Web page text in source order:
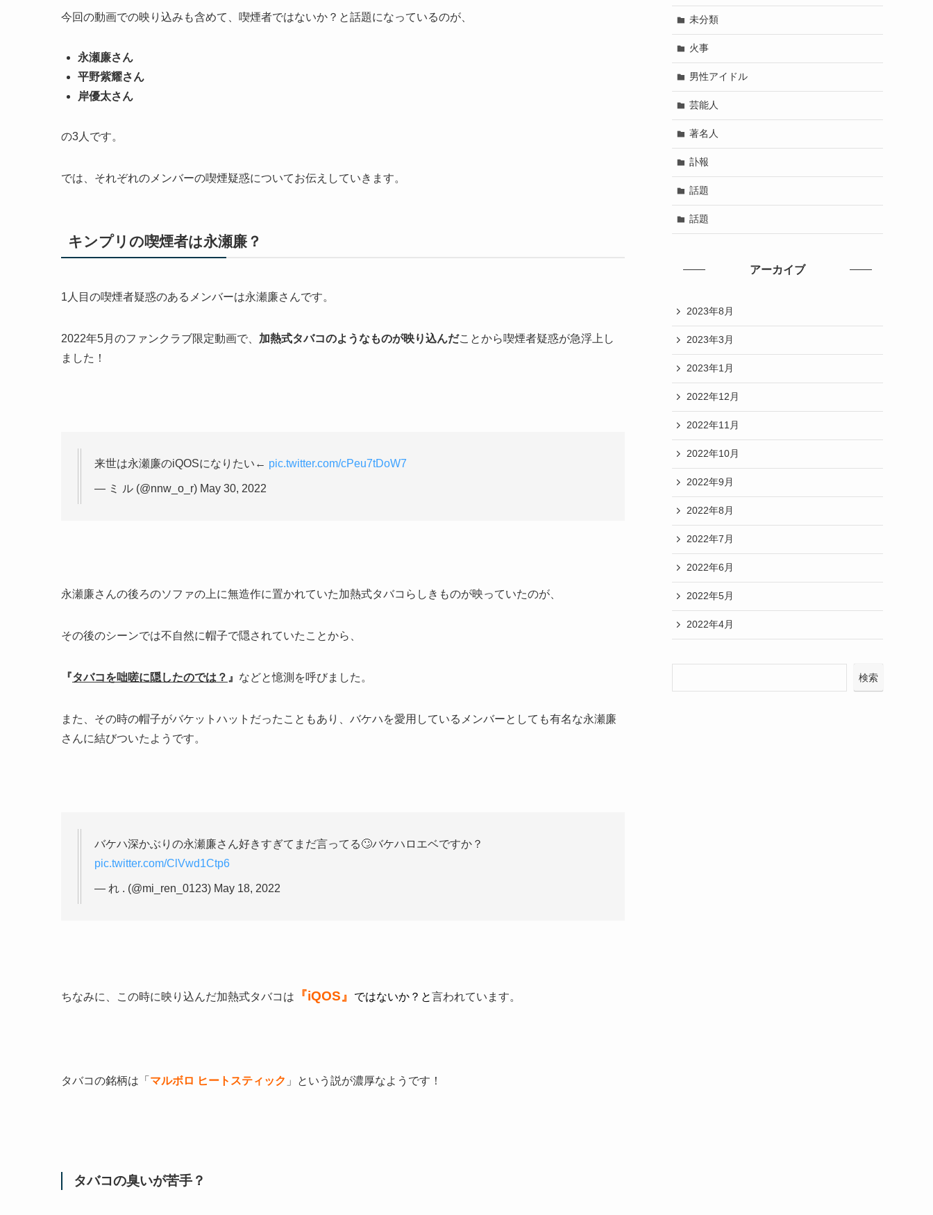
今回の動画での映り込みも含めて、喫煙者ではないか？と話題になっているのが、
永瀬廉さん
平野紫耀さん
岸優太さん
の3人です。
では、それぞれのメンバーの喫煙疑惑についてお伝えしていきます。
キンプリの喫煙者は永瀬廉？
1人目の喫煙者疑惑のあるメンバーは永瀬廉さんです。
2022年5月のファンクラブ限定動画で、 加熱式タバコのようなものが映り込んだことから喫煙者疑惑が急浮上し
ました！
来世は永瀬廉のiQOSになりたい← pic.twitter.com/cPeu7tDoW7
— ミ ル (@nnw_o_r) May 30, 2022
永瀬廉さんの後ろのソファの上に無造作に置かれていた加熱式タバコらしきものが映っていたのが、
その後のシーンでは不自然に帽子で隠されていたことから、
『タバコを咄嗟に隠したのでは？ 』 などと憶測を呼びました。
また、その時の帽子がバケットハットだったこともあり、バケハを愛用しているメンバーとしても有名な永瀬廉
さんに結びついたようです。
バケハ深かぶりの永瀬廉さん好きすぎてまだ言ってる🙄バケハロエベですか？
pic.twitter.com/ClVwd1Ctp6
— れ . (@mi_ren_0123) May 18, 2022
ちなみに、この時に映り込んだ加熱式タバコは 『iQOS』 ではないか？ と言われています。
タバコの銘柄は「 マルボロ ヒートスティック 」という説が濃厚なようです！
タバコの臭いが苦手？
未分類
火事
男性アイドル
芸能人
著名人
訃報
話題
話題
アーカイブ
2023年8月
2023年3月
2023年1月
2022年12月
2022年11月
2022年10月
2022年9月
2022年8月
2022年7月
2022年6月
2022年5月
2022年4月
検索